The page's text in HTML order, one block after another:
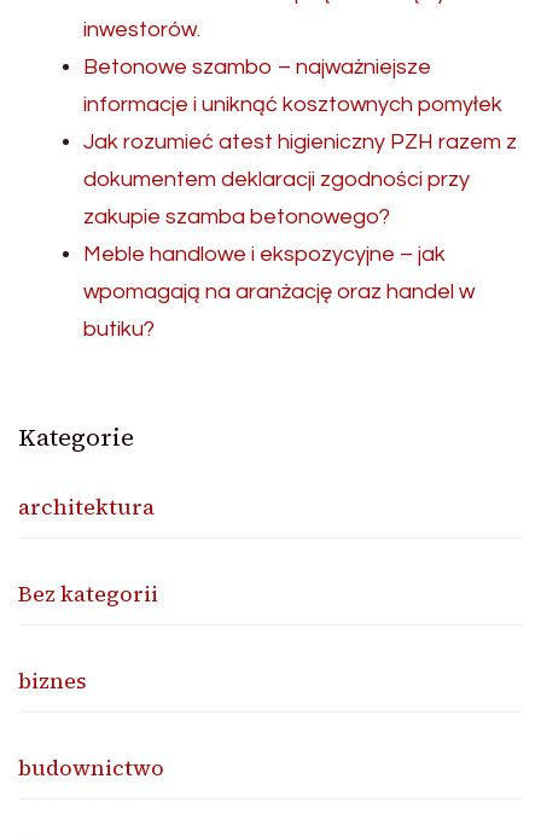
inwestorów.
Betonowe szambo – najważniejsze
informacje i uniknąć kosztownych pomyłek
Jak rozumieć atest higieniczny PZH razem z
dokumentem deklaracji zgodności przy
zakupie szamba betonowego?
Meble handlowe i ekspozycyjne – jak
wpomagają na aranżację oraz handel w
butiku?
Kategorie
architektura
Bez kategorii
biznes
budownictwo